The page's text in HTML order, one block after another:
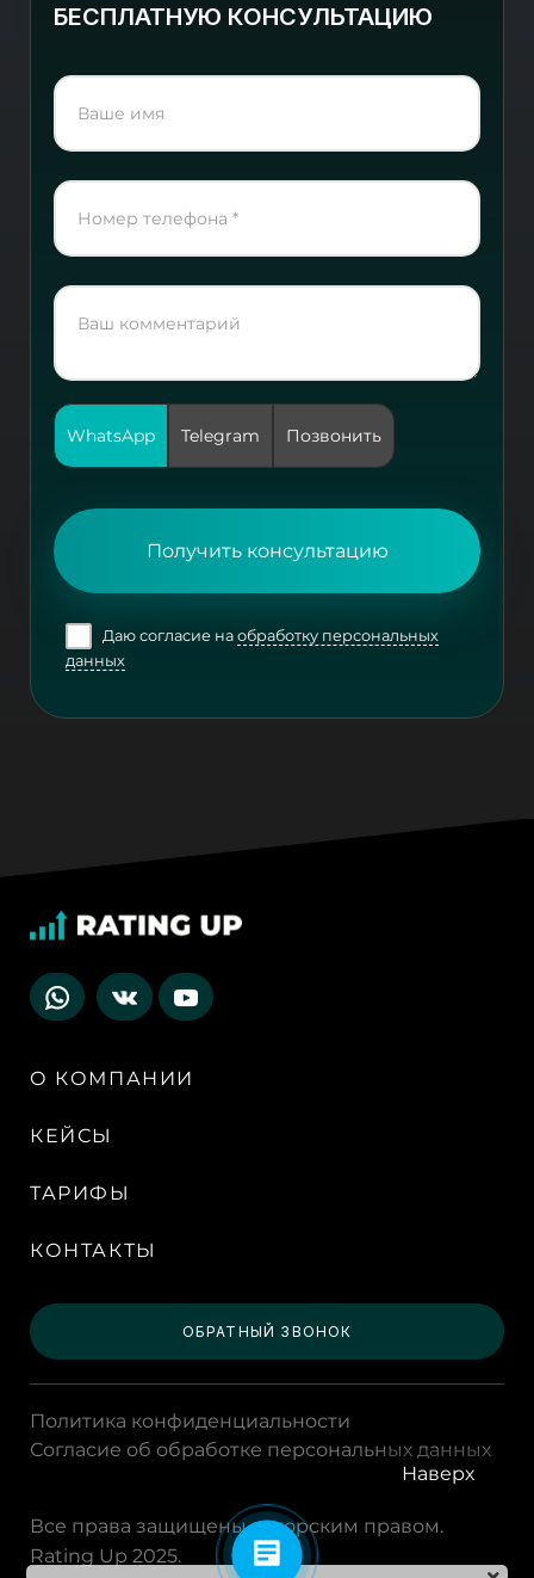
БЕСПЛАТНУЮ КОНСУЛЬТАЦИЮ
WhatsApp Telegram Позвонить
Получить консультацию
Даю согласие на обработку персональных
данных
О КОМПАНИИ
КЕЙСЫ
ТАРИФЫ
КОНТАКТЫ
ОБРАТНЫЙ ЗВОНОК
Политика конфиденциальности
Согласие об обработке персональных данных
Все права защищены авторским правом.
Rating Up 2025.
Наверх